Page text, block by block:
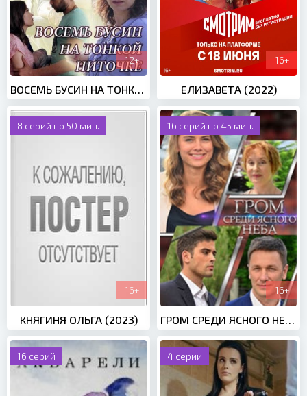
12+
ВОСЕМЬ БУСИН НА ТОНКОЙ НИТОЧКЕ (2018)
16+
ЕЛИЗАВЕТА (2022)
8 серий по 50 мин.
16+
КНЯГИНЯ ОЛЬГА (2023)
16 серий по 45 мин.
16+
ГРОМ СРЕДИ ЯСНОГО НЕБА (2021)
16 серий 4 серии